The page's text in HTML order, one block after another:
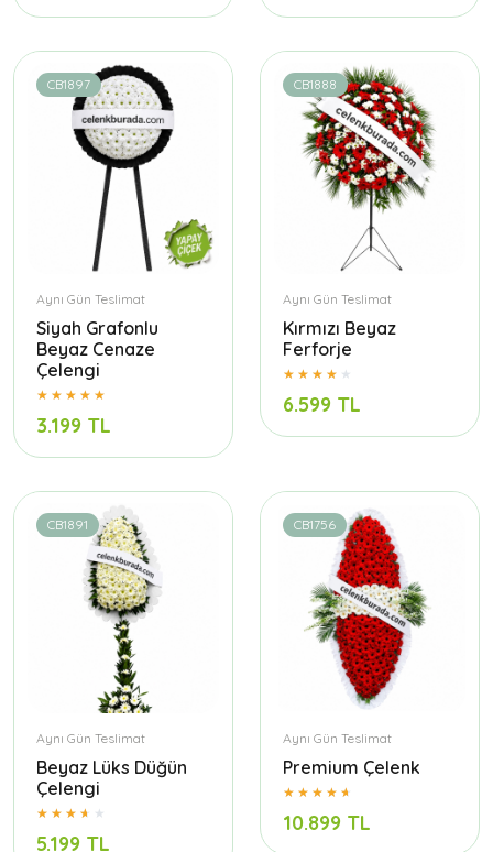
CB1897
Aynı Gün Teslimat
Siyah Grafonlu
Beyaz Cenaze
Çelengi
3.199 TL
CB1888
Aynı Gün Teslimat
Kırmızı Beyaz
Ferforje
6.599 TL
CB1891
Aynı Gün Teslimat
Beyaz Lüks Düğün
Çelengi
5.199 TL
CB1756
Aynı Gün Teslimat
Premium Çelenk
10.899 TL